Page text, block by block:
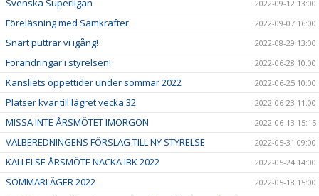
Svenska Superligan 2022-09-12 13:00
Föreläsning med Samkrafter 2022-09-07 16:00
Snart puttrar vi igång! 2022-08-29 13:00
Förändringar i styrelsen! 2022-06-28 10:00
Kansliets öppettider under sommar 2022 2022-06-25 10:00
Platser kvar till lägret vecka 32 2022-06-23 11:00
MISSA INTE ÅRSMÖTET IMORGON 2022-06-13 15:15
VALBEREDNINGENS FÖRSLAG TILL NY STYRELSE 2022-05-31 09:00
KALLELSE ÅRSMÖTE NACKA IBK 2022 2022-05-24 14:00
SOMMARLÄGER 2022 2022-05-18 15:00